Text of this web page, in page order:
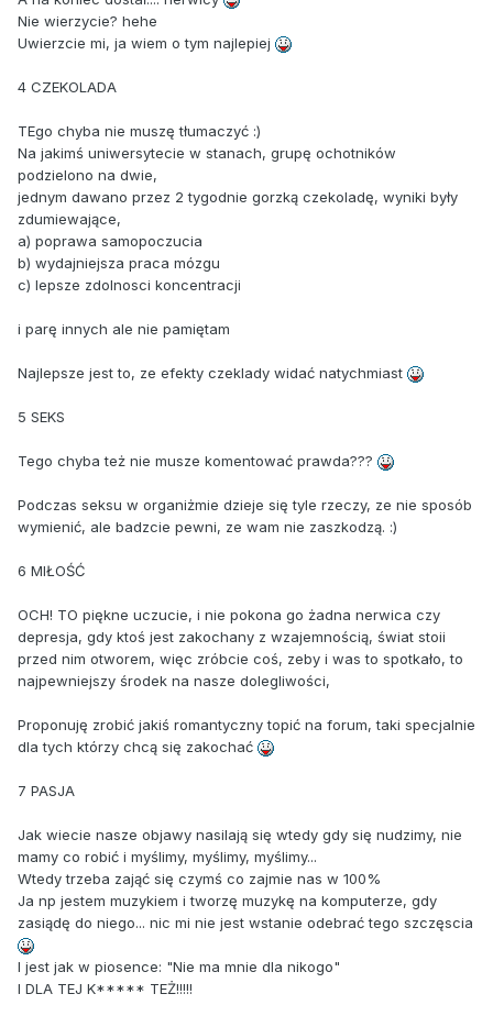
Nie wierzycie? hehe
Uwierzcie mi, ja wiem o tym najlepiej
4 CZEKOLADA
TEgo chyba nie muszę tłumaczyć :)
Na jakimś uniwersytecie w stanach, grupę ochotników
podzielono na dwie,
jednym dawano przez 2 tygodnie gorzką czekoladę, wyniki były
zdumiewające,
a) poprawa samopoczucia
b) wydajniejsza praca mózgu
c) lepsze zdolnosci koncentracji
i parę innych ale nie pamiętam
Najlepsze jest to, ze efekty czeklady widać natychmiast
5 SEKS
Tego chyba też nie musze komentować prawda???
Podczas seksu w organiżmie dzieje się tyle rzeczy, ze nie sposób
wymienić, ale badzcie pewni, ze wam nie zaszkodzą. :)
6 MIŁOŚĆ
OCH! TO piękne uczucie, i nie pokona go żadna nerwica czy
depresja, gdy ktoś jest zakochany z wzajemnością, świat stoii
przed nim otworem, więc zróbcie coś, zeby i was to spotkało, to
najpewniejszy środek na nasze dolegliwości,
Proponuję zrobić jakiś romantyczny topić na forum, taki specjalnie
dla tych którzy chcą się zakochać
7 PASJA
Jak wiecie nasze objawy nasilają się wtedy gdy się nudzimy, nie
mamy co robić i myślimy, myślimy, myślimy...
Wtedy trzeba zająć się czymś co zajmie nas w 100%
Ja np jestem muzykiem i tworzę muzykę na komputerze, gdy
zasiądę do niego... nic mi nie jest wstanie odebrać tego szczęscia
I jest jak w piosence: "Nie ma mnie dla nikogo"
I DLA TEJ K***** TEŻ!!!!!